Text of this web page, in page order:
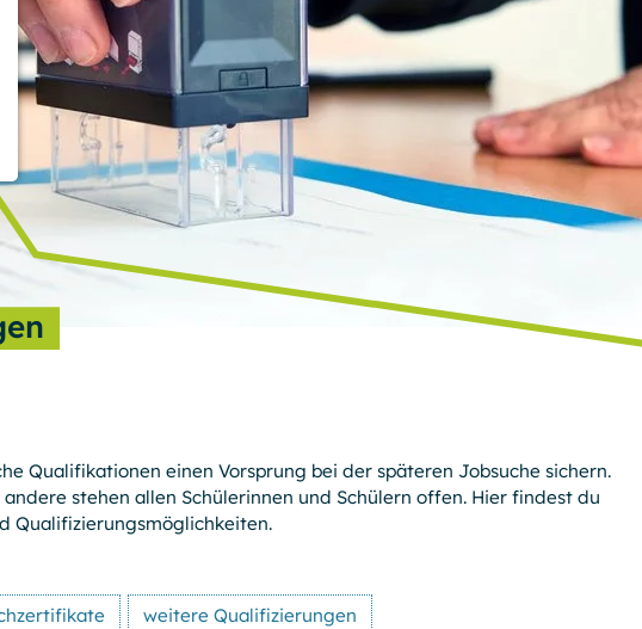
Qualifi­kationen einen Vorsprung bei der späteren Jobsuche sichern.
stehen allen Schülerinnen und Schülern offen. Hier findest du
Qualifizierungs­möglichkeiten.
weitere Qualifizierungen